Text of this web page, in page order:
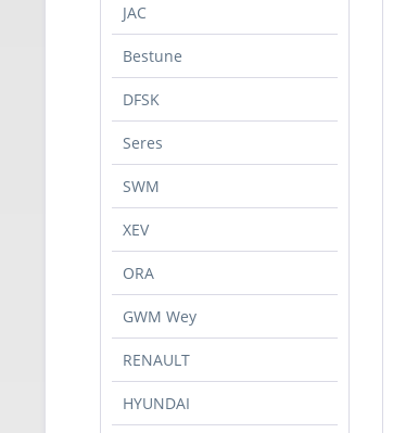
JAC
Bestune
DFSK
Seres
SWM
XEV
ORA
GWM Wey
RENAULT
HYUNDAI